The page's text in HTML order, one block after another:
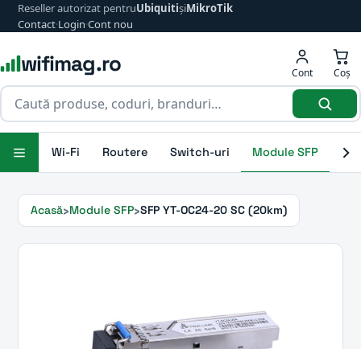
Reseller autorizat pentruUbiquitișiMikroTik
Contact·Login·Cont nou
wifimag.ro Cont Coș
Wi-Fi Routere Switch-uri Module SFP
Acasă Module SFP SFP YT-OC24-20 SC (20km)